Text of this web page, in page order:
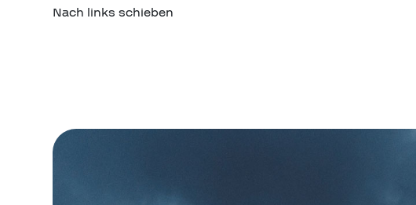
Nach links schieben